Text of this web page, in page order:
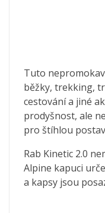
Tuto
běžky, trekking,
cestování a jiné
prodyšnost, ale
pro štíhlou
Rab Kinetic 2.0
Alpine kapuci
a kapsy jsou